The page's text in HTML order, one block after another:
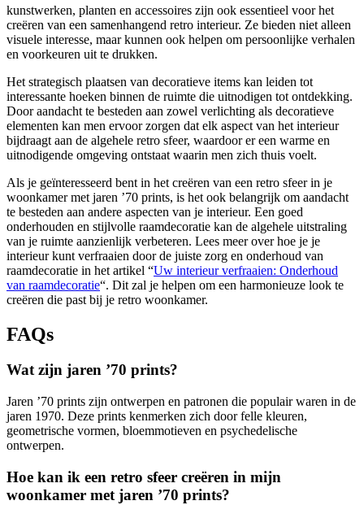
kunstwerken, planten en accessoires zijn ook essentieel voor het
creëren van een samenhangend retro interieur. Ze bieden niet alleen
visuele interesse, maar kunnen ook helpen om persoonlijke verhalen
en voorkeuren uit te drukken.
Het strategisch plaatsen van decoratieve items kan leiden tot
interessante hoeken binnen de ruimte die uitnodigen tot ontdekking.
Door aandacht te besteden aan zowel verlichting als decoratieve
elementen kan men ervoor zorgen dat elk aspect van het interieur
bijdraagt aan de algehele retro sfeer, waardoor er een warme en
uitnodigende omgeving ontstaat waarin men zich thuis voelt.
Als je geïnteresseerd bent in het creëren van een retro sfeer in je
woonkamer met jaren ’70 prints, is het ook belangrijk om aandacht
te besteden aan andere aspecten van je interieur. Een goed
onderhouden en stijlvolle raamdecoratie kan de algehele uitstraling
van je ruimte aanzienlijk verbeteren. Lees meer over hoe je je
interieur kunt verfraaien door de juiste zorg en onderhoud van
raamdecoratie in het artikel “Uw interieur verfraaien: Onderhoud
van raamdecoratie“. Dit zal je helpen om een harmonieuze look te
creëren die past bij je retro woonkamer.
FAQs
Wat zijn jaren ’70 prints?
Jaren ’70 prints zijn ontwerpen en patronen die populair waren in de
jaren 1970. Deze prints kenmerken zich door felle kleuren,
geometrische vormen, bloemmotieven en psychedelische
ontwerpen.
Hoe kan ik een retro sfeer creëren in mijn
woonkamer met jaren ’70 prints?